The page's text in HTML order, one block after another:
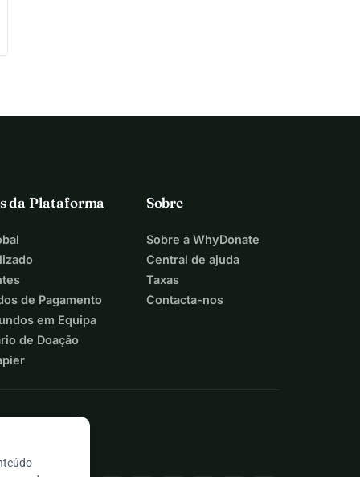
da Plataforma
de Pagamento
em Equipa
de Doação
Sobre
Sobre a WhyDonate
Central de ajuda
Taxas
Contacta-nos